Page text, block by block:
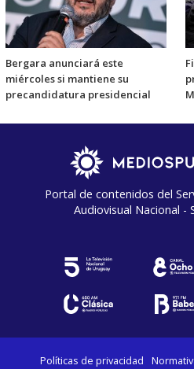
Bergara anunciará este
miércoles si mantiene su
precandidatura presidencial
Portal de contenidos del
Audiovisual Nacional -
Políticas de privacidad